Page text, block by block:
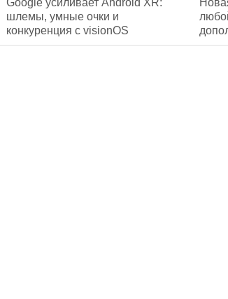
шлемы, умные очки и
конкуренция с visionOS